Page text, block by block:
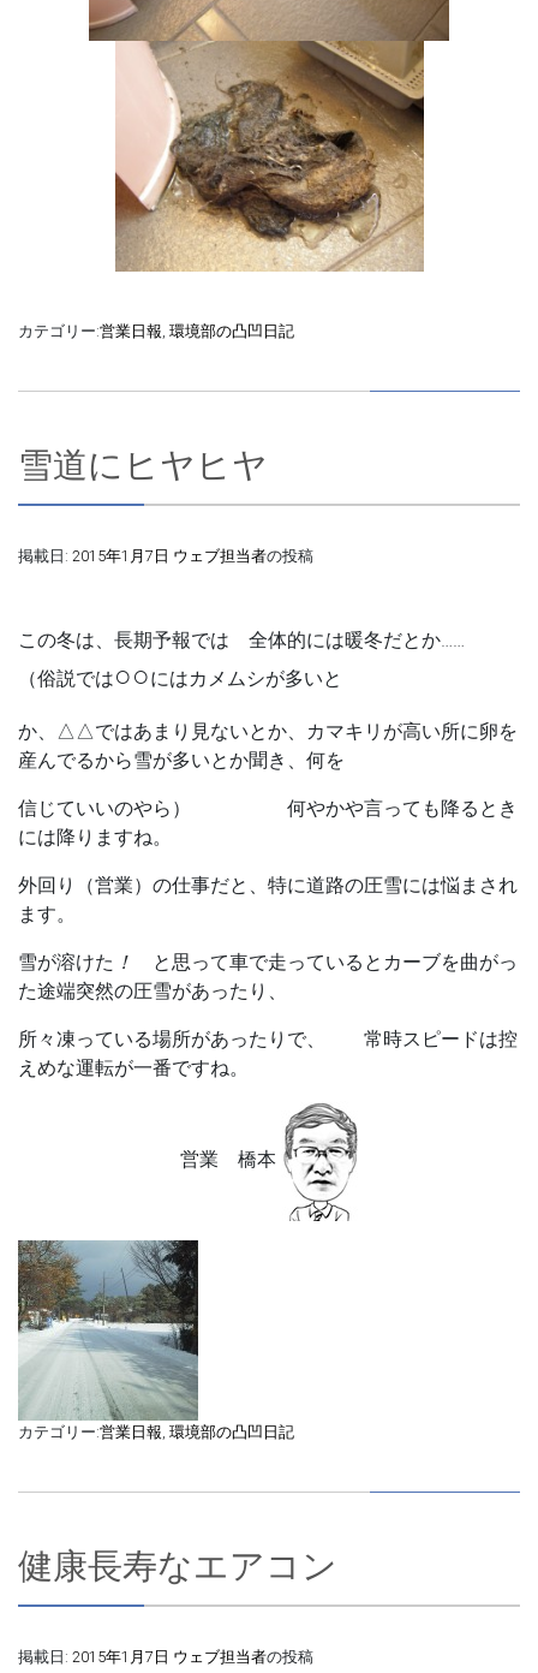
カテゴリー:営業日報, 環境部の凸凹日記
雪道にヒヤヒヤ
掲載日: 2015年1月7日 ウェブ担当者の投稿
この冬は、長期予報では 全体的には暖冬だとか……
（俗説では○○にはカメムシが多いと
か、△△ではあまり見ないとか、カマキリが高い所に卵を
産んでるから雪が多いとか聞き、何を
信じていいのやら）
何やかや言っても降るとき
には降りますね。
外回り（営業）の仕事だと、特に道路の圧雪には悩まされ
ます。
雪が溶けた ！
と思って車で走っているとカーブを曲がっ
た途端突然の圧雪があったり、
所々凍っている場所があったりで、 常時スピードは控
えめな運転が一番ですね。
営業 橋本
カテゴリー:営業日報, 環境部の凸凹日記
健康長寿なエアコン
掲載日: 2015年1月7日 ウェブ担当者の投稿